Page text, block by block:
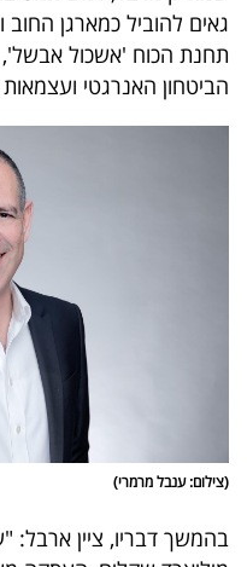
גאים להוביל כמארגן
תחנת הכוח 'אשכול אבשל',
הביטחון האנרגטי
(צילום: ענבל מרמרי)